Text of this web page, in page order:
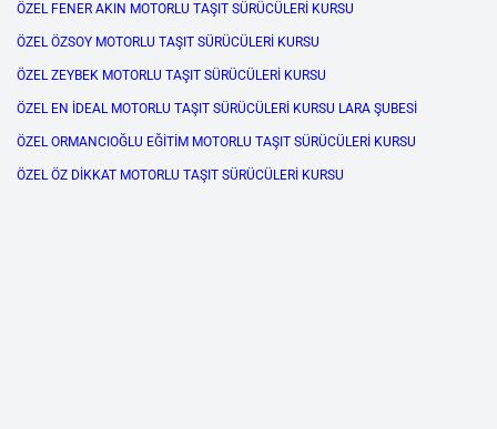
ÖZEL FENER AKIN MOTORLU TAŞIT SÜRÜCÜLERİ KURSU
ÖZEL ÖZSOY MOTORLU TAŞIT SÜRÜCÜLERİ KURSU
ÖZEL ZEYBEK MOTORLU TAŞIT SÜRÜCÜLERİ KURSU
ÖZEL EN İDEAL MOTORLU TAŞIT SÜRÜCÜLERİ KURSU LARA ŞUBESİ
ÖZEL ORMANCIOĞLU EĞİTİM MOTORLU TAŞIT SÜRÜCÜLERİ KURSU
ÖZEL ÖZ DİKKAT MOTORLU TAŞIT SÜRÜCÜLERİ KURSU